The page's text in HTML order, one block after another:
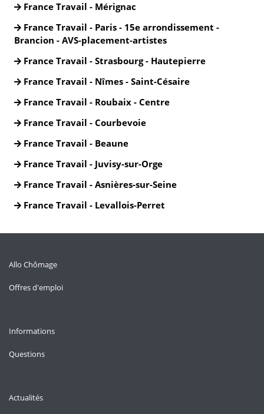
France Travail - Mérignac
France Travail - Paris - 15e arrondissement -
Brancion - AVS-placement-artistes
France Travail - Strasbourg - Hautepierre
France Travail - Nîmes - Saint-Césaire
France Travail - Roubaix - Centre
France Travail - Courbevoie
France Travail - Beaune
France Travail - Juvisy-sur-Orge
France Travail - Asnières-sur-Seine
France Travail - Levallois-Perret
Allo Chômage
Offres d'emploi
Informations
Questions
Actualités